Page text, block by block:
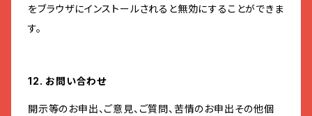
をブラウザにインストールされると無効にすることができま
す。
12. お問い合わせ
開示等のお申出、ご意見、ご質問、苦情のお申出その他個